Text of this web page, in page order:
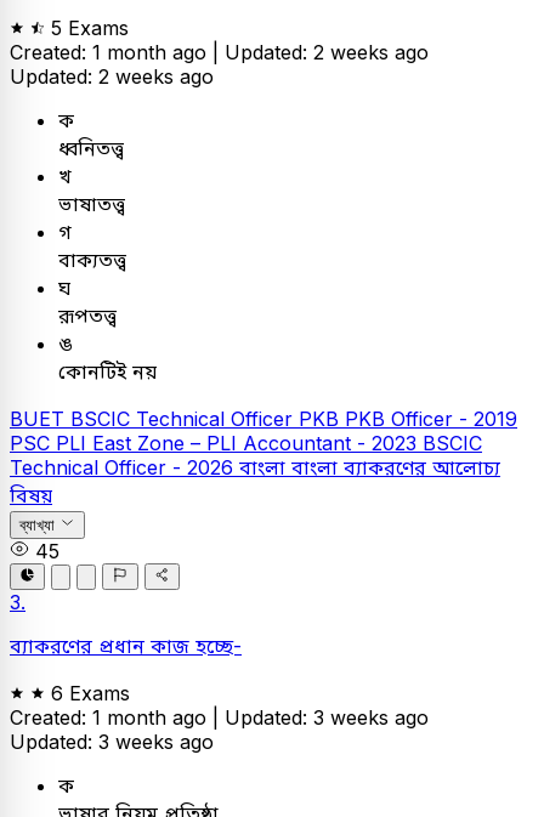
5 Exams
Created: 1 month ago | Updated: 2 weeks ago
Updated: 2 weeks ago
ক
ধ্বনিতত্ত্ব
খ
ভাষাতত্ত্ব
গ
বাক্যতত্ত্ব
ঘ
রূপতত্ত্ব
ঙ
কোনটিই নয়
BUET BSCIC Technical Officer PKB PKB Officer - 2019
PSC PLI East Zone – PLI Accountant - 2023 BSCIC
Technical Officer - 2026 বাংলা বাংলা ব্যাকরণের আলোচ্য
বিষয়
ব্যাখ্যা
45
3.
ব্যাকরণের প্রধান কাজ হচ্ছে-
6 Exams
Created: 1 month ago | Updated: 3 weeks ago
Updated: 3 weeks ago
ক